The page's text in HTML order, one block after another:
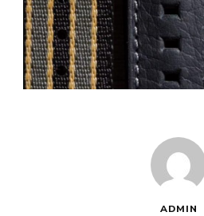
ADMIN